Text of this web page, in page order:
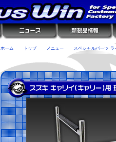
ホーム トップ メニュー スペシャルパーツ ラ